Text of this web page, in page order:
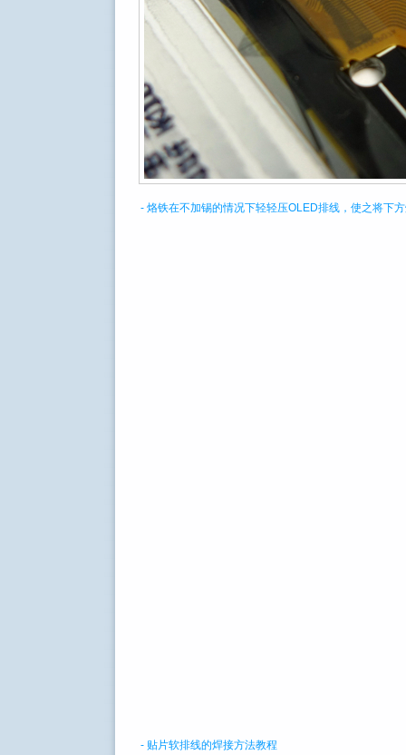
- 烙铁在不加锡的情况下轻轻压OLED排线，使之将下
- 贴片软排线的焊接方法教程